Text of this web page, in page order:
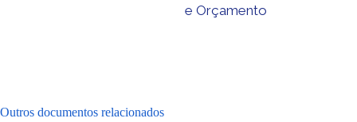
e Orçamento
Outros documentos relacionados